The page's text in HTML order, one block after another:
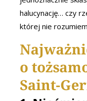
halucynację… czy
której nie
o
Saint-